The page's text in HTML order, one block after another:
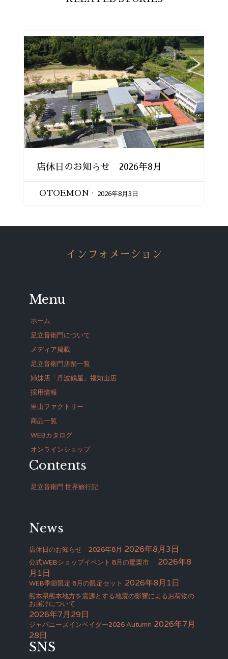
店休日のお知らせ 2026年8月
OTOEMON 2026年8月3日
インフォメーション
Menu
ホーム
足立音衛門について
メディア掲載
足立音衛門店舗一覧
姉妹店「丹波鶴屋」福知山店
採用情報
里山ファクトリー
商品一覧
WEBカタログ
オンラインショップ
Contents
足立音衛門 世界旅行記
News
店休日のお知らせ 2026年8月 2026年8月3日
公式WEBショップイベント 8月の驚栗市
2026年8
月1日
WEB季節限定 8月の限定セット 2026年8月1日
熊本県熊本地方を震源とする地震の影響によるお荷物の
お届けについて
2026年7月29日
ジャパニーズインベイダー2026 Autumn 2026年7月
28日
SNS